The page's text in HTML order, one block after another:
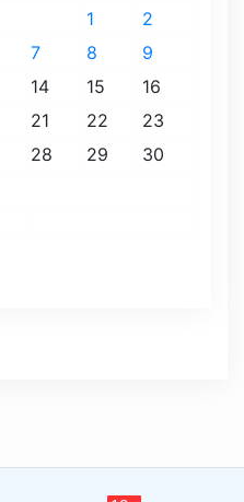
1
2
7 8
9
14 15
16
21 22
23
28 29
30